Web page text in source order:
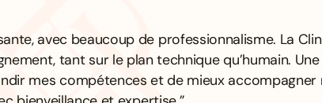
avec beaucoup de professionnalisme. La
tant sur le plan technique qu’humain.
mes compétences et de mieux accompagner